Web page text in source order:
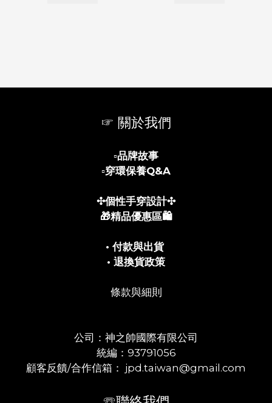
☞ 關於我們
▫️品牌故事
▫️穿環保養Q&A
✣個性手穿設計✣
🎁精品優惠區🛍️
• 付款與出貨
• 退換貨政策
條款與細則
公司：神之帥國際有限公司
統編：93791056
顧客反饋/合作信箱： jpd.taiwan@gmail.com